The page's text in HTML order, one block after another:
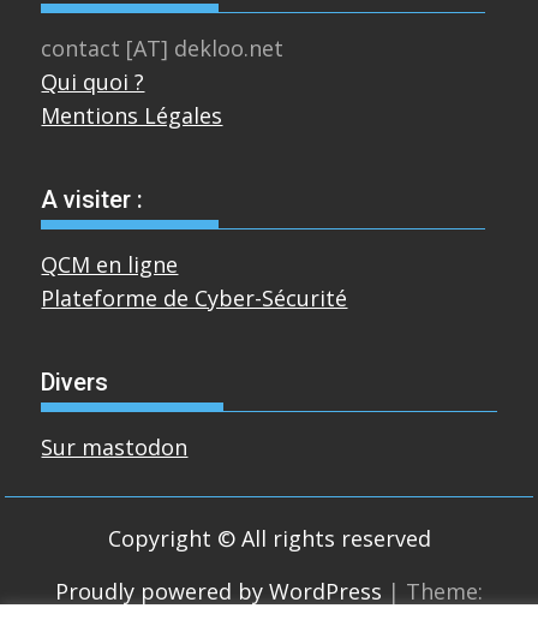
contact [AT] dekloo.net
Qui quoi ?
Mentions Légales
A visiter :
QCM en ligne
Plateforme de Cyber-Sécurité
Divers
Sur mastodon
Copyright © All rights reserved
Proudly powered by WordPress | Theme: